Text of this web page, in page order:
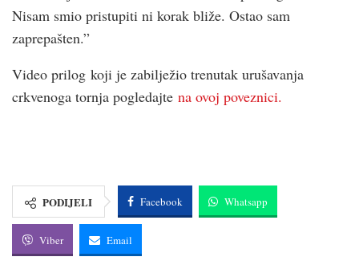
Nisam smio pristupiti ni korak bliže. Ostao sam
zaprepašten.”
Video prilog koji je zabilježio trenutak urušavanja
crkvenoga tornja pogledajte na ovoj poveznici.
PODIJELI Facebook Whatsapp
Viber Email